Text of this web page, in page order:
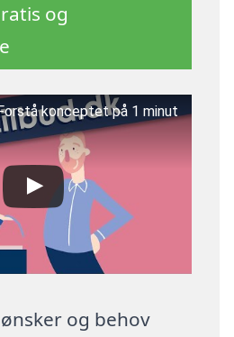
og
konceptet på 1 minut
og behov